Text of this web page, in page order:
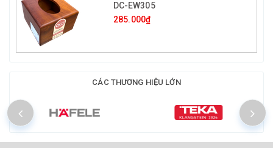
DC-EW305
285.000₫
CÁC THƯƠNG HIỆU LỚN